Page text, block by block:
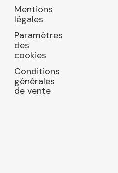
Mentions
légales
Paramètres
des
cookies
Conditions
générales
de vente